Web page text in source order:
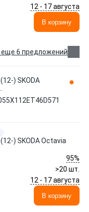
12 - 17 августа
В корзину
еще 6 предложений
) SKODA
) SKODA Octavia
95%
>20 шт.
12 - 17 августа
В корзину